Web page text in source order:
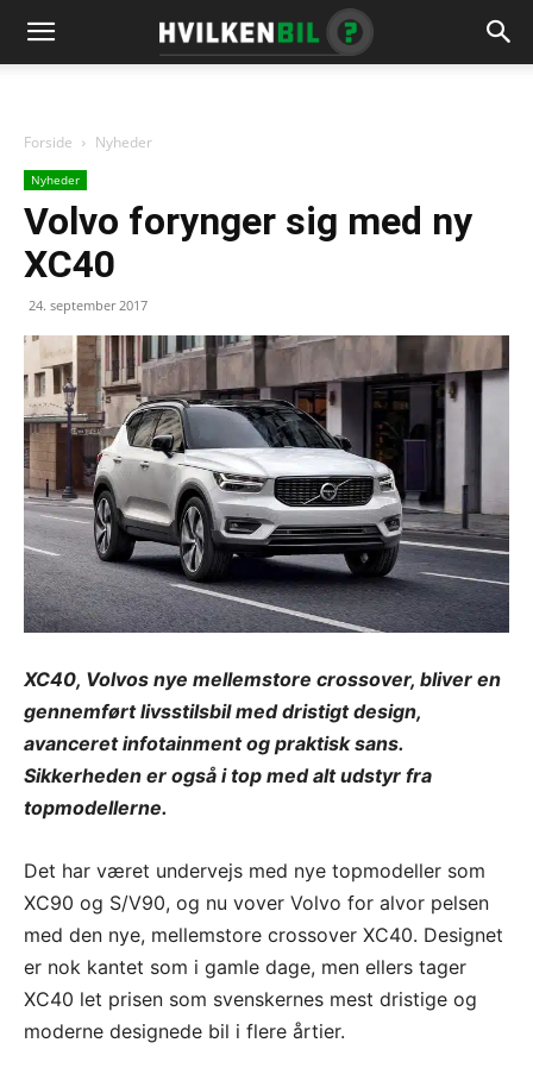
Forside Nyheder
Nyheder
Volvo forynger sig med ny
XC40
24. september 2017
XC40, Volvos nye mellemstore crossover, bliver en
gennemført livsstilsbil med dristigt design,
avanceret infotainment og praktisk sans.
Sikkerheden er også i top med alt udstyr fra
topmodellerne.
Det har været undervejs med nye topmodeller som
XC90 og S/V90, og nu vover Volvo for alvor pelsen
med den nye, mellemstore crossover XC40. Designet
er nok kantet som i gamle dage, men ellers tager
XC40 let prisen som svenskernes mest dristige og
moderne designede bil i flere årtier.